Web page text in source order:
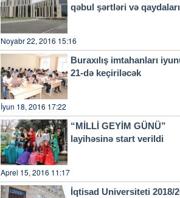
qəbul şərtləri və
Noyabr 22, 2016 15:16
Buraxılış imtahanları
21-də keçiriləcək
İyun 18, 2016 17:22
“MİLLİ GEYİM GÜNÜ”
layihəsinə start verildi
Aprel 15, 2016 11:17
İqtisad Universiteti 2018/